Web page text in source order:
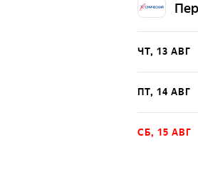
ЧТ, 13 АВГ
ПТ, 14 АВГ
СБ, 15 АВГ